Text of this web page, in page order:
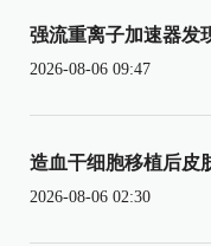
强流重离子加速器发
2026-08-06 09:47
造血干细胞移植后皮
2026-08-06 02:30